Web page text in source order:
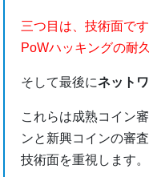
三つ目は、技術面で
PoWハッキングの耐
そして最後にネット
これらは成熟コイン
ンと新興コインの審
技術面を重視します。